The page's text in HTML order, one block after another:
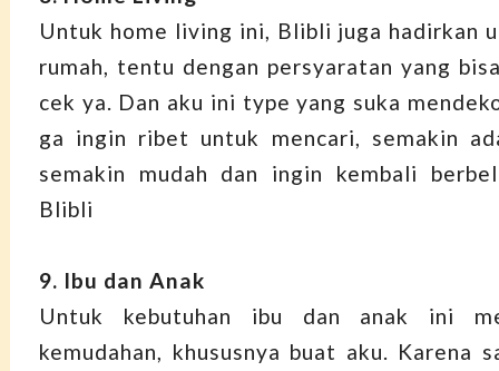
Untuk home living ini, Blibli juga hadirkan
rumah, tentu dengan persyaratan yang
cek ya. Dan aku ini type yang suka
ga ingin ribet untuk mencari, semakin
semakin mudah dan ingin kembali
Blibli
9. Ibu dan Anak
Untuk kebutuhan ibu dan anak ini
kemudahan, khususnya buat aku. Karena